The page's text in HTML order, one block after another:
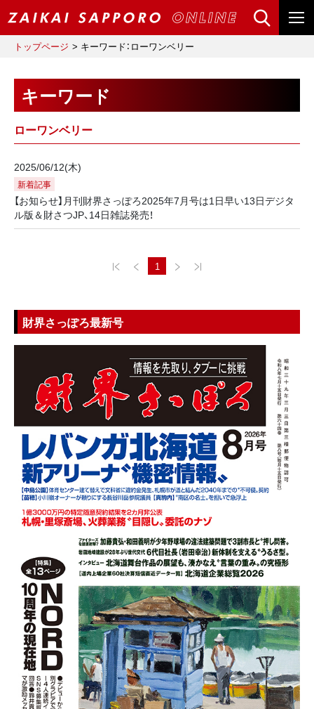
トップページ キーワード：ローワンベリー
キーワード
ローワンベリー
2025/06/12(木)
新着記事
【お知らせ】月刊財界さっぽろ2025年7月号は1日早い13日デジタ
ル版＆財さつJP、14日雑誌発売！
1
財界さっぽろ最新号